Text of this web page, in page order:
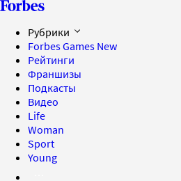
Рубрики
Forbes Games New
Рейтинги
Франшизы
Подкасты
Видео
Life
Woman
Sport
Young